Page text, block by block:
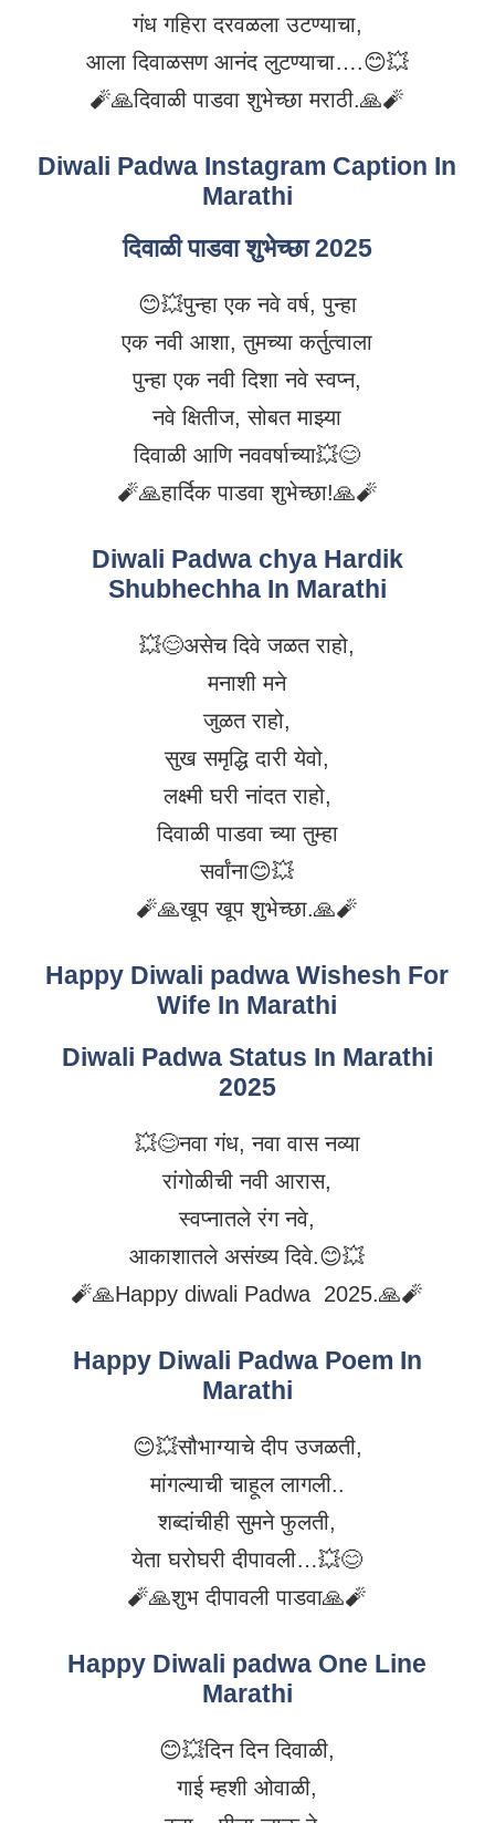
गंध गहिरा दरवळला उटण्याचा,
आला दिवाळसण आनंद लुटण्याचा….😊💥
🧨🙏दिवाळी पाडवा शुभेच्छा मराठी.🙏🧨
Diwali Padwa Instagram Caption In
Marathi
दिवाळी पाडवा शुभेच्छा 2025
😊💥पुन्हा एक नवे वर्ष, पुन्हा
एक नवी आशा, तुमच्या कर्तुत्वाला
पुन्हा एक नवी दिशा नवे स्वप्न,
नवे क्षितीज, सोबत माझ्या
दिवाळी आणि नववर्षाच्या💥😊
🧨🙏हार्दिक पाडवा शुभेच्छा!🙏🧨
Diwali Padwa chya Hardik
Shubhechha In Marathi
💥😊असेच दिवे जळत राहो,
मनाशी मने
जुळत राहो,
सुख समृद्धि दारी येवो,
लक्ष्मी घरी नांदत राहो,
दिवाळी पाडवा च्या तुम्हा
सर्वांना😊💥
🧨🙏खूप खूप शुभेच्छा.🙏🧨
Happy Diwali padwa Wishesh For
Wife In Marathi
Diwali Padwa Status In Marathi
2025
💥😊नवा गंध, नवा वास नव्या
रांगोळीची नवी आरास,
स्वप्नातले रंग नवे,
आकाशातले असंख्य दिवे.😊💥
🧨🙏Happy diwali Padwa 2025.🙏🧨
Happy Diwali Padwa Poem In
Marathi
😊💥सौभाग्याचे दीप उजळती,
मांगल्याची चाहूल लागली..
शब्दांचीही सुमने फुलती,
येता घरोघरी दीपावली…💥😊
🧨🙏शुभ दीपावली पाडवा🙏🧨
Happy Diwali padwa One Line
Marathi
😊💥दिन दिन दिवाळी,
गाई म्हशी ओवाळी,